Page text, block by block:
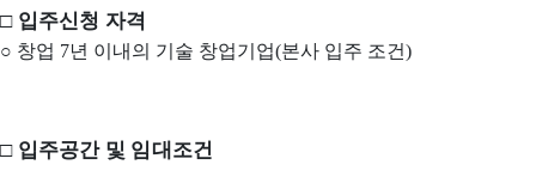
□ 입주신청 자격
○ 창업 7년 이내의 기술 창업기업(본사 입주 조건)
□ 입주공간 및 임대조건